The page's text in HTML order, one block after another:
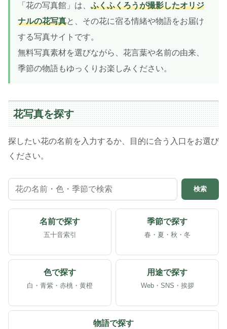
「花の写真館」は、 ふくふくろうが撮影したオリジ
ナルの花写真と、その花に宿る情緒や物語をお届け
する写真サイトです。
無料写真素材を選びながら、花言葉や名前の由来、
季節の物語もゆっくりお楽しみください。
花写真を探す
探したい花の名前を入力するか、目的に合う入口をお選び
ください。
検索
名前で探す
五十音索引
季節で探す
春・夏・秋・冬
色で探す
白・青紫・赤桃・黄橙
用途で探す
Web・SNS・挨拶
物語で探す